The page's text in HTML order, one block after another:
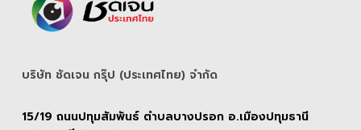
บริษัท ชัดเจน กรุ๊ป (ประเทศไทย) จํากัด
15/19 ถนนปทุมสัมพันธ์ ตำบลบางปรอก อ.เมืองปทุมธานี